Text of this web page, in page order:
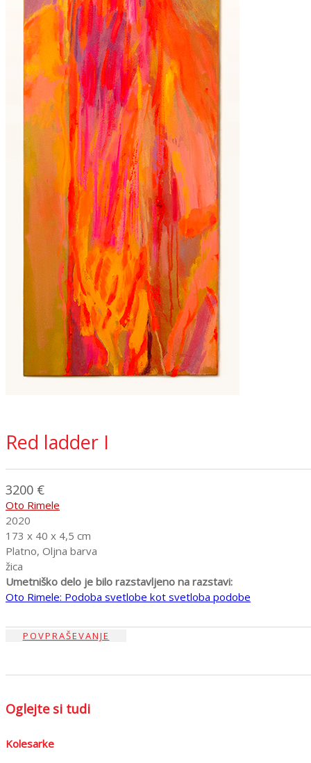
Red ladder I
3200 €
Oto Rimele
2020
173 x 40 x 4,5 cm
Platno, Oljna barva
žica
Umetniško delo je bilo razstavljeno na razstavi:
Oto Rimele: Podoba svetlobe kot svetloba podobe
POVPRAŠEVANJE
Oglejte si tudi
Kolesarke